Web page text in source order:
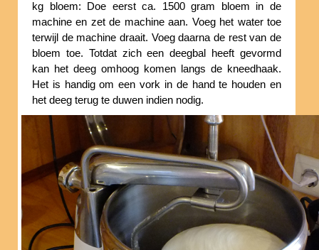
kg bloem: Doe eerst ca. 1500 gram bloem in de
machine en zet de machine aan. Voeg het water toe
terwijl de machine draait. Voeg daarna de rest van de
bloem toe. Totdat zich een deegbal heeft gevormd
kan het deeg omhoog komen langs de kneedhaak.
Het is handig om een vork in de hand te houden en
het deeg terug te duwen indien nodig.